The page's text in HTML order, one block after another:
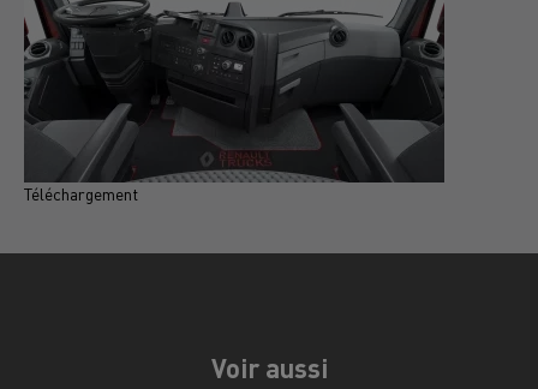
Téléchargement
Voir aussi